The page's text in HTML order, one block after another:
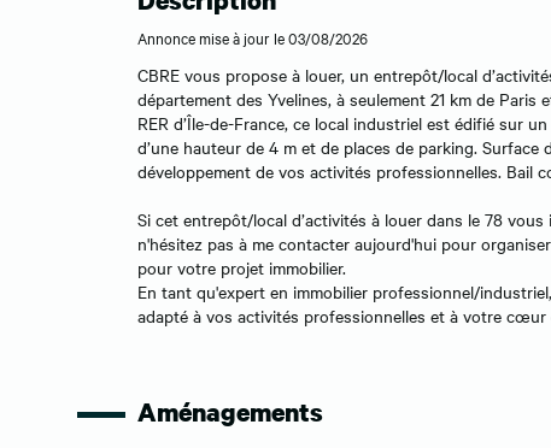
Annonce mise à jour le 03/08/2026
CBRE vous propose à louer, un entrepôt/local
département des Yvelines, à seulement 21 km de
RER d’Île-de-France, ce local industriel est édifié sur
d’une hauteur de 4 m et de places de parking.
développement de vos activités professionnelles. Bail
Si cet entrepôt/local d’activités à louer dans le 78
n'hésitez pas à me contacter aujourd'hui pour
pour votre projet immobilier.
En tant qu'expert en immobilier professionnel/
adapté à vos activités professionnelles et à votre cœur
Aménagements